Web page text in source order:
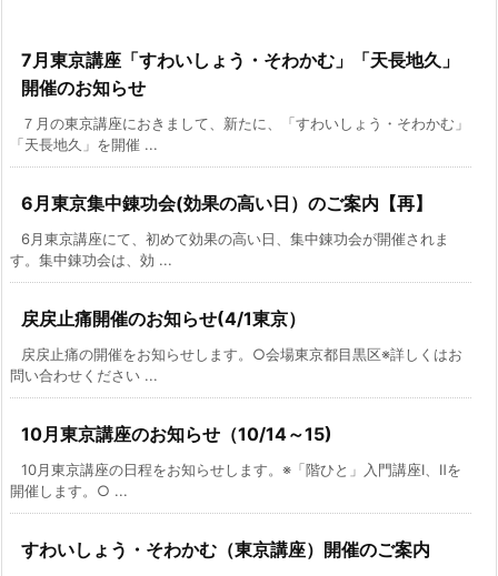
7月東京講座「すわいしょう・そわかむ」「天長地久」
開催のお知らせ
７月の東京講座におきまして、新たに、「すわいしょう・そわかむ」
「天長地久」を開催 ...
6月東京集中錬功会(効果の高い日）のご案内【再】
6月東京講座にて、初めて効果の高い日、集中錬功会が開催されま
す。集中錬功会は、効 ...
戻戻止痛開催のお知らせ(4/1東京）
戻戻止痛の開催をお知らせします。○会場東京都目黒区※詳しくはお
問い合わせください ...
10月東京講座のお知らせ（10/14～15)
10月東京講座の日程をお知らせします。※「階ひと」入門講座Ⅰ、Ⅱを
開催します。○ ...
すわいしょう・そわかむ（東京講座）開催のご案内